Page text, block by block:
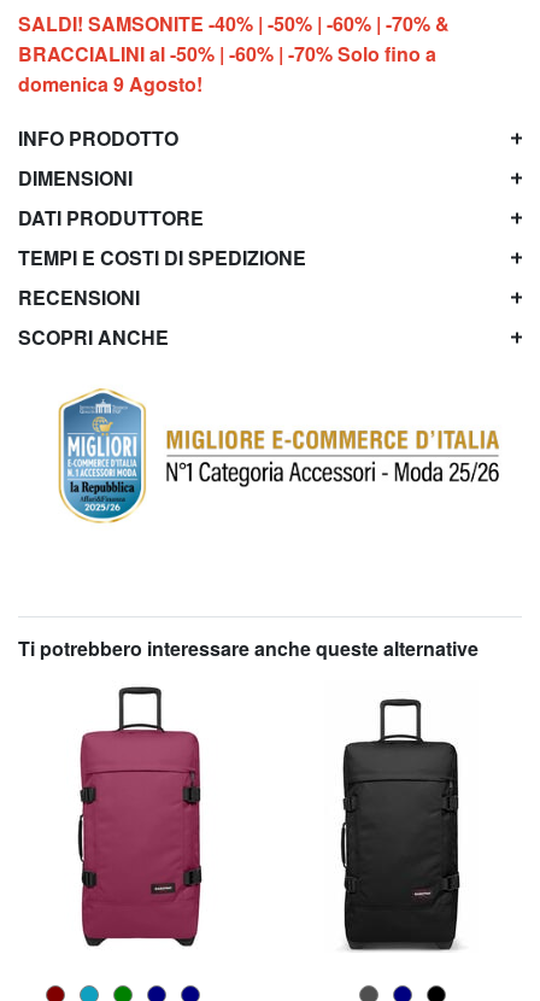
SALDI! SAMSONITE -40% | -50% | -60% | -70% &
BRACCIALINI al -50% | -60% | -70% Solo fino a
domenica 9 Agosto!
INFO PRODOTTO
DIMENSIONI
DATI PRODUTTORE
TEMPI E COSTI DI SPEDIZIONE
RECENSIONI
SCOPRI ANCHE
Ti potrebbero interessare anche queste alternative